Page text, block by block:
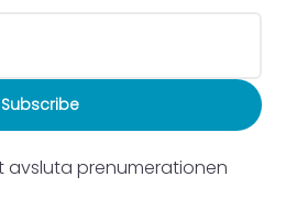
Subscribe
avsluta prenumerationen